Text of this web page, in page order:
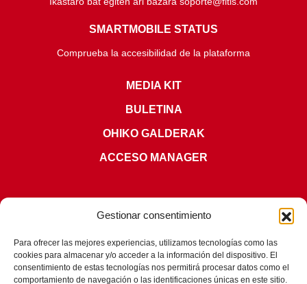
Gestionar consentimiento
Para ofrecer las mejores experiencias, utilizamos tecnologías como las
cookies para almacenar y/o acceder a la información del dispositivo. El
consentimiento de estas tecnologías nos permitirá procesar datos como el
comportamiento de navegación o las identificaciones únicas en este sitio.
SMARTMOBILE STATUS
Comprueba la accesibilidad de la plataforma
MEDIA KIT
BULETINA
OHIKO GALDERAK
ACCESO MANAGER
ZIURTAGIRIAK